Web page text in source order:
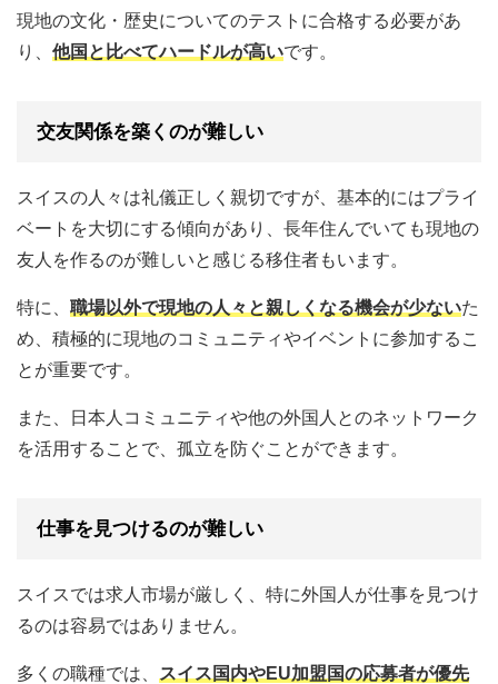
現地の文化・歴史についてのテストに合格する必要があ
り、 他国と比べてハードルが高いです。
交友関係を築くのが難しい
スイスの人々は礼儀正しく親切ですが、基本的にはプライ
ベートを大切にする傾向があり、長年住んでいても現地の
友人を作るのが難しいと感じる移住者もいます。
特に、 職場以外で現地の人々と親しくなる機会が少ないた
め、積極的に現地のコミュニティやイベントに参加するこ
とが重要です。
また、日本人コミュニティや他の外国人とのネットワーク
を活用することで、孤立を防ぐことができます。
仕事を見つけるのが難しい
スイスでは求人市場が厳しく、特に外国人が仕事を見つけ
るのは容易ではありません。
多くの職種では、
スイス国内やEU加盟国の応募者が優先